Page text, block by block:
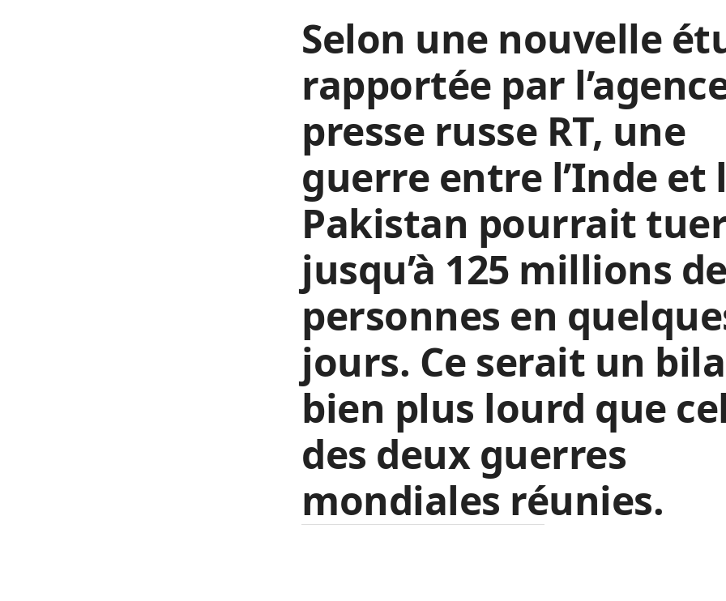
Selon une nouvelle
rapportée par
presse russe RT, une
guerre entre l’Inde et
Pakistan pourrait
jusqu’à 125 millions de
personnes en
jours. Ce serait un
bien plus lourd que
des deux guerres
mondiales réunies.